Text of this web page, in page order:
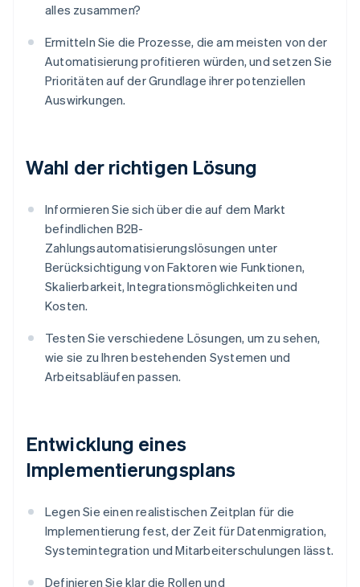
alles zusammen?
Ermitteln Sie die Prozesse, die am meisten von der
Automatisierung profitieren würden, und setzen Sie
Prioritäten auf der Grundlage ihrer potenziellen
Auswirkungen.
Wahl der richtigen Lösung
Informieren Sie sich über die auf dem Markt
befindlichen B2B-
Zahlungsautomatisierungslösungen unter
Berücksichtigung von Faktoren wie Funktionen,
Skalierbarkeit, Integrationsmöglichkeiten und
Kosten.
Testen Sie verschiedene Lösungen, um zu sehen,
wie sie zu Ihren bestehenden Systemen und
Arbeitsabläufen passen.
Entwicklung eines
Implementierungsplans
Legen Sie einen realistischen Zeitplan für die
Implementierung fest, der Zeit für Datenmigration,
Systemintegration und Mitarbeiterschulungen lässt.
Definieren Sie klar die Rollen und